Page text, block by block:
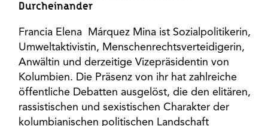
Durcheinander
Francia Elena Márquez Mina ist Sozialpolitikerin,
Umweltaktivistin, Menschenrechtsverteidigerin,
Anwältin und derzeitige Vizepräsidentin von
Kolumbien. Die Präsenz von ihr hat zahlreiche
öffentliche Debatten ausgelöst, die den elitären,
rassistischen und sexistischen Charakter der
kolumbianischen politischen Landschaft